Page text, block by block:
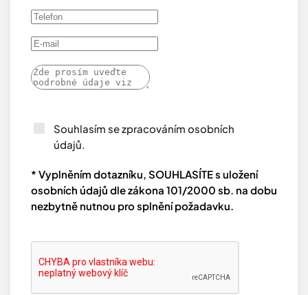
Souhlasím se zpracováním osobních
údajů.
* Vyplněním dotazníku, SOUHLASÍTE s uložení
osobních údajů dle zákona 101/2000 sb. na dobu
nezbytně nutnou pro splnění požadavku.